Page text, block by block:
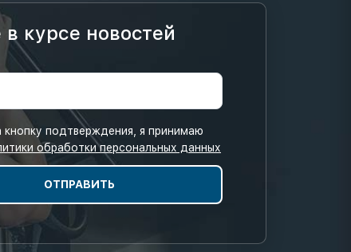
в курсе новостей
кнопку подтверждения, я принимаю
обработки персональных данных